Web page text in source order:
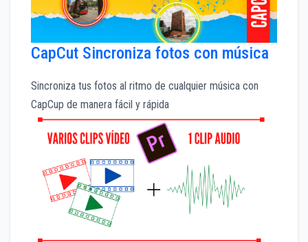
CapCut Sincroniza fotos con música
Sincroniza tus fotos al ritmo de cualquier música con
CapCup de manera fácil y rápida